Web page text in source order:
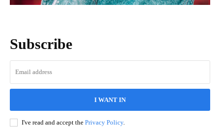
Subscribe
I WANT IN
I've read and accept the Privacy Policy.